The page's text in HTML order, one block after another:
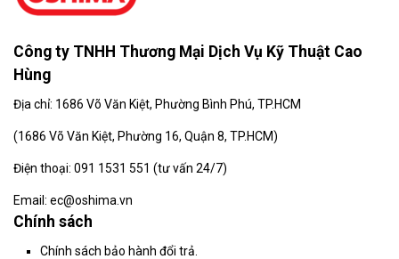
Công ty TNHH Thương Mại Dịch Vụ Kỹ Thuật Cao
Hùng
Địa chỉ: 1686 Võ Văn Kiệt, Phường Bình Phú, TP.HCM
(1686 Võ Văn Kiệt, Phường 16, Quận 8, TP.HCM)
Điện thoại: 091 1531 551 (tư vấn 24/7)
Email: ec@oshima.vn
Chính sách
Chính sách bảo hành đổi trả.